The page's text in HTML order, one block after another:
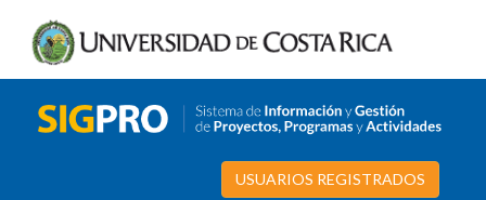
USUARIOS REGISTRADOS